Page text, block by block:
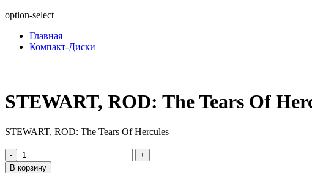
option-select
Главная
Компакт-Диски
STEWART, ROD: The Tears Of
STEWART, ROD: The Tears Of Hercules
-
+
В корзину